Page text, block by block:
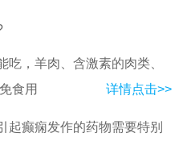
，羊肉、含激素的肉类、
食用
详情点击>>
起癫痫发作的药物需要特别